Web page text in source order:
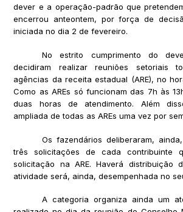
dever e a operação-padrão que
encerrou anteontem, por força de
iniciada no dia 2 de fevereiro.
No estrito cumprimento do
decidiram realizar reuniões setoriais
agências da receita estadual (ARE), no
Como as AREs só funcionam das 7h às
duas horas de atendimento. Além
ampliada de todas as AREs uma vez por
Os fazendários deliberaram,
três solicitações de cada contribuinte
solicitação na ARE. Haverá distribuição
atividade será, ainda, desempenhada no
A categoria organiza ainda um